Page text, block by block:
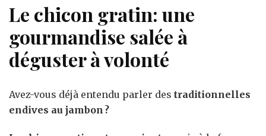
Le chicon gratin: une
gourmandise salée à
déguster à volonté
Avez-vous déjà entendu parler des traditionnelles
endives au jambon ?